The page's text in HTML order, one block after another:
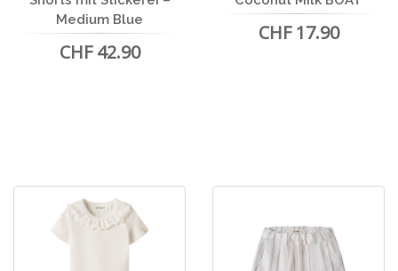
Medium Blue
CHF 42.90
CHF 17.90